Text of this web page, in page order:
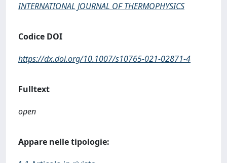
INTERNATIONAL JOURNAL OF THERMOPHYSICS
Codice DOI
https://dx.doi.org/10.1007/s10765-021-02871-4
Fulltext
open
Appare nelle tipologie: